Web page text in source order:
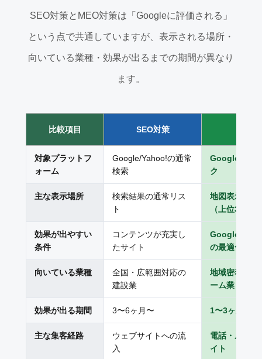
SEO対策とMEO対策は「Googleに評価される」
という点で共通していますが、表示される場所・
向いている業種・効果が出るまでの期間が異なり
ます。
比較項目 SEO対策
対象プラットフ
ォーム
Google/Yahoo!の通常
検索
Googleマッ
ク
主な表示場所
検索結果の通常リス
ト
地図表示・ロ
（上位3枠）
効果が出やすい
条件
コンテンツが充実し
たサイト
Googleビジ
の最適化
向いている業種
全国・広範囲対応の
建設業
地域密着型の
ーム業
効果が出る期間 3〜6ヶ月〜 1〜3ヶ月〜
主な集客経路
ウェブサイトへの流
入
電話・ルート
イト